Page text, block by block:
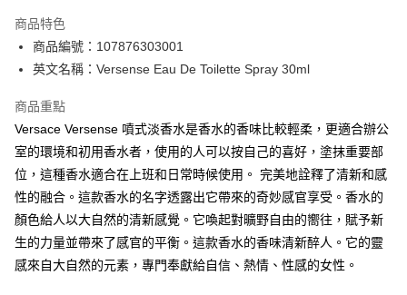
PayMe
WeChat Pay
BoC Pay
送貨方式
順豐自助櫃 - 確認發貨後1-3個工作天送達
每筆HK$65.00，滿HK$300.00或以上免運費
順豐站及營業點 - 確認發貨後1-3個工作天送達
每筆HK$65.00，滿HK$300.00或以上免運費
商品特色
商品編號：107876303001
英文名稱：Versense Eau De Toilette Spray 30ml
商品重點
Versace Versense 噴式淡香水是香水的香味比較輕柔，更適合辦公
室的環境和初用香水者，使用的人可以按自己的喜好，塗抹重要部
位，這種香水適合在上班和日常時候使用。 完美地詮釋了清新和感
性的融合。這款香水的名字透露出它帶來的奇妙感官享受。香水的
顏色給人以大自然的清新感覺。它喚起對曠野自由的嚮往，賦予新
生的力量並帶來了感官的平衡。這款香水的香味清新醉人。它的靈
感來自大自然的元素，專門奉獻給自信、熱情、性感的女性。